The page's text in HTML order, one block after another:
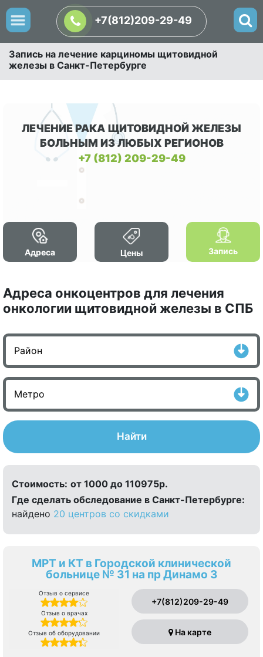
+7(812)209-29-49
Запись на лечение карциномы щитовидной
железы в Санкт-Петербурге
ЛЕЧЕНИЕ РАКА ЩИТОВИДНОЙ ЖЕЛЕЗЫ
БОЛЬНЫМ ИЗ ЛЮБЫХ РЕГИОНОВ
+7 (812) 209-29-49
Адреса Цены Запись
Адреса онкоцентров для лечения
онкологии щитовидной железы в СПБ
Найти
Стоимость: от 1000 до 110975р.
Где сделать обследование в Санкт-Петербурге:
найдено 20 центров со скидками
МРТ и КТ в Городской клинической
больнице № 31 на пр Динамо 3
Отзыв о сервисе
Отзыв о врачах
Отзыв об оборудовании
+7(812)209-29-49
На карте